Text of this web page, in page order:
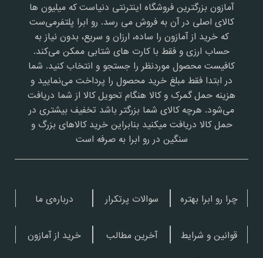
آمازون بزرگترین فروشگاه اینترنتی دنیاست که میلیون ها
کالای اصلی در آن به فروش می رسد. رو ابرا پلتفرمی‌ست
که خرید از آمازون را ساده، ارزان و سریع، بدون نیاز به
حساب ارزی و فقط با کارت های شتابی ممکن می‌کند.
کافیست محصول موردنظر را جستجو و انتخاب کنید. شما
در ابتدا فقط مبلغ خرید محصول را پرداخت می‌نمایید و
هزینه حمل گمرک و کالا هنگام تحویل کالا از شما دریافت
می‌شود. هرچه کالای شما بزرگتر باشد تخفیف بیشتری در
حمل کالا دریافت میکنید بنابراین خرید کالاهای بزرگ و
سنگین در رو ابرا به صرفه است
چرا رو ابرا بهتره سوالات پرتکرار درباره‌ی ما
قوانین و شرایط آخرین مطالب خرید از آمازون